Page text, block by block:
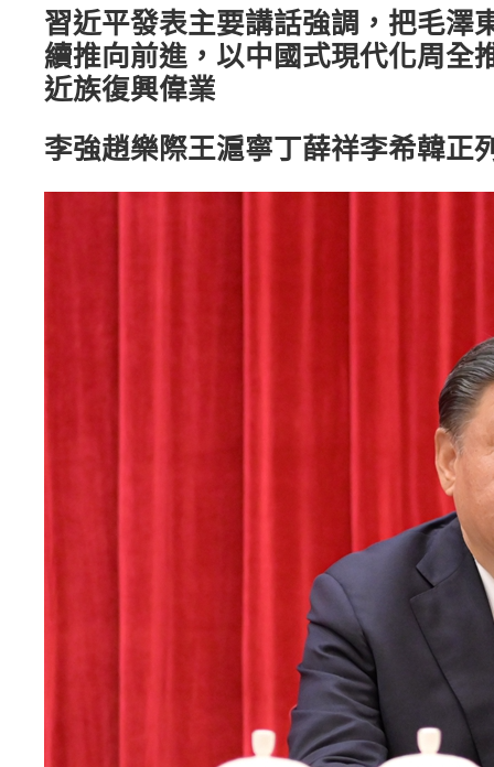
習近平發表主要講話強調，把毛澤
續推向前進，以中國式現代化周全
近族復興偉業
李強趙樂際王滬寧丁薛祥李希韓正